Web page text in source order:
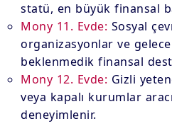
statü, en büyük finansal
Mony 11. Evde: Sosyal
organizasyonlar ve
beklenmedik finansal
Mony 12. Evde: Gizli
veya kapalı kurumlar
deneyimlenir.